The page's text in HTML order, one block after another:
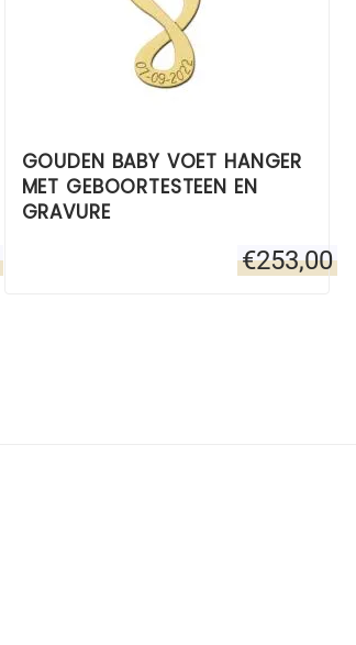
GOUDEN BABY VOET HANGER
MET GEBOORTESTEEN EN
GRAVURE
€253,00